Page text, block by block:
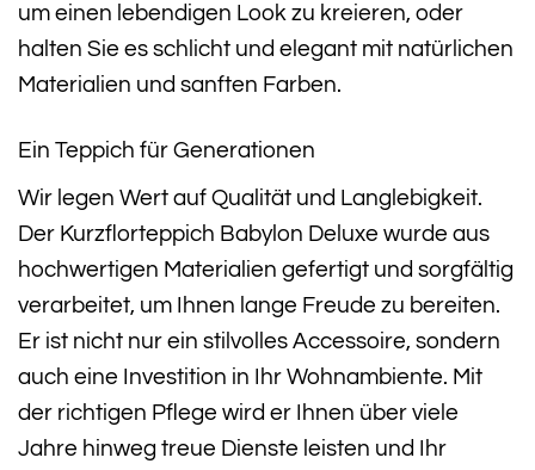
um einen lebendigen Look zu kreieren, oder
halten Sie es schlicht und elegant mit natürlichen
Materialien und sanften Farben.
Ein Teppich für Generationen
Wir legen Wert auf Qualität und Langlebigkeit.
Der Kurzflorteppich Babylon Deluxe wurde aus
hochwertigen Materialien gefertigt und sorgfältig
verarbeitet, um Ihnen lange Freude zu bereiten.
Er ist nicht nur ein stilvolles Accessoire, sondern
auch eine Investition in Ihr Wohnambiente. Mit
der richtigen Pflege wird er Ihnen über viele
Jahre hinweg treue Dienste leisten und Ihr